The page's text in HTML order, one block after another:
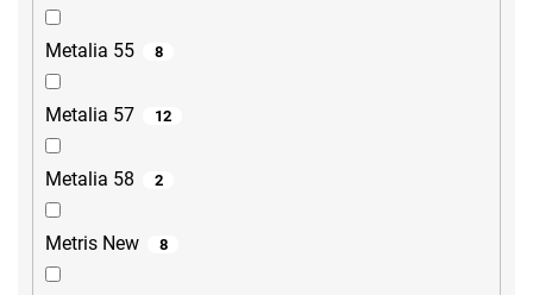
Metalia 55 8
Metalia 57 12
Metalia 58 2
Metris New 8